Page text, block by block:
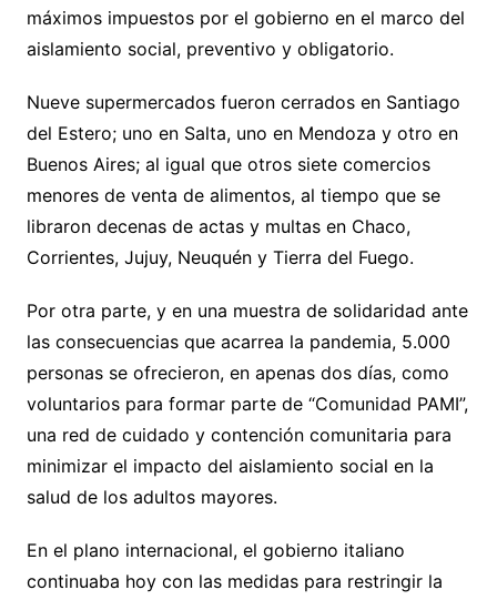
máximos impuestos por el gobierno en el marco del
aislamiento social, preventivo y obligatorio.
Nueve supermercados fueron cerrados en Santiago
del Estero; uno en Salta, uno en Mendoza y otro en
Buenos Aires; al igual que otros siete comercios
menores de venta de alimentos, al tiempo que se
libraron decenas de actas y multas en Chaco,
Corrientes, Jujuy, Neuquén y Tierra del Fuego.
Por otra parte, y en una muestra de solidaridad ante
las consecuencias que acarrea la pandemia, 5.000
personas se ofrecieron, en apenas dos días, como
voluntarios para formar parte de “Comunidad PAMI”,
una red de cuidado y contención comunitaria para
minimizar el impacto del aislamiento social en la
salud de los adultos mayores.
En el plano internacional, el gobierno italiano
continuaba hoy con las medidas para restringir la